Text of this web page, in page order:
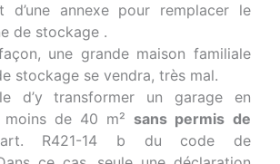
d’une annexe pour remplacer le
de stockage .
une grande maison familiale
stockage se vendra, très mal.
d’y transformer un garage en
de 40 m² sans permis de
R421-14 b du code de